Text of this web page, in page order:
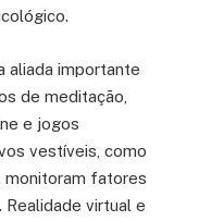
aliada importante
de meditação,
e jogos
vestíveis, como
monitoram fatores
virtual e